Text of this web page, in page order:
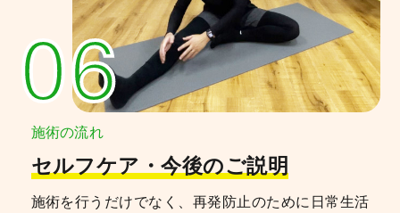
06
施術の流れ
セルフケア・今後のご説明
施術を行うだけでなく、再発防止のために日常生活